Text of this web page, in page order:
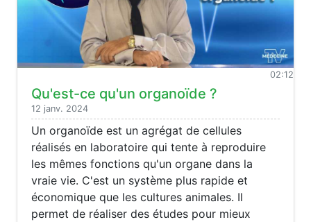
02:12
Qu'est-ce qu'un organoïde ?
12 janv. 2024
Un organoïde est un agrégat de cellules
réalisés en laboratoire qui tente à reproduire
les mêmes fonctions qu'un organe dans la
vraie vie. C'est un système plus rapide et
économique que les cultures animales. Il
permet de réaliser des études pour mieux